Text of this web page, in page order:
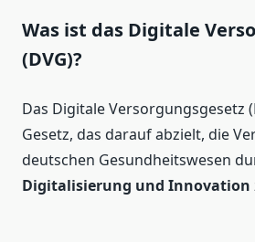
Was ist das Digitale
(DVG)?
Das Digitale Versorgungsgesetz
Gesetz, das darauf abzielt, die
deutschen Gesundheitswesen
Digitalisierung und Innovation